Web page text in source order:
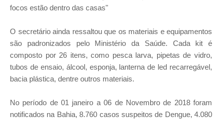
focos estão dentro das casas"
O secretário ainda ressaltou que os materiais e equipamentos
são padronizados pelo Ministério da Saúde. Cada kit é
composto por 26 itens, como pesca larva, pipetas de vidro,
tubos de ensaio, álcool, esponja, lanterna de led recarregável,
bacia plástica, dentre outros materiais.
No período de 01 janeiro a 06 de Novembro de 2018 foram
notificados na Bahia, 8.760 casos suspeitos de Dengue, 4.080